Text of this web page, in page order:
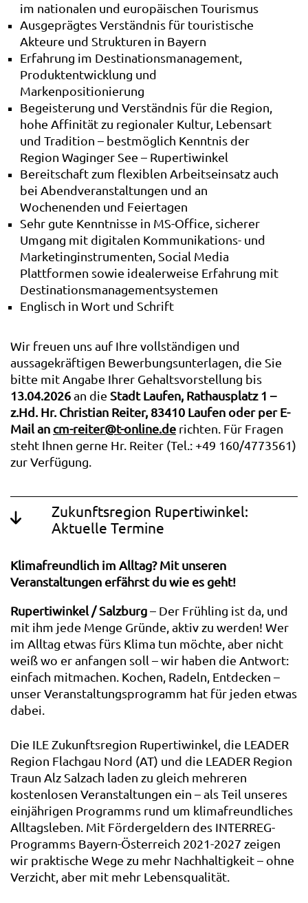
im nationalen und europäischen Tourismus
Ausgeprägtes Verständnis für touristische
Akteure und Strukturen in Bayern
Erfahrung im Destinationsmanagement,
Produktentwicklung und
Markenpositionierung
Begeisterung und Verständnis für die Region,
hohe Affinität zu regionaler Kultur, Lebensart
und Tradition – bestmöglich Kenntnis der
Region Waginger See – Rupertiwinkel
Bereitschaft zum flexiblen Arbeitseinsatz auch
bei Abendveranstaltungen und an
Wochenenden und Feiertagen
Sehr gute Kenntnisse in MS-Office, sicherer
Umgang mit digitalen Kommunikations- und
Marketinginstrumenten, Social Media
Plattformen sowie idealerweise Erfahrung mit
Destinationsmanagementsystemen
Englisch in Wort und Schrift
Wir freuen uns auf Ihre vollständigen und
aussagekräftigen Bewerbungsunterlagen, die Sie
bitte mit Angabe Ihrer Gehaltsvorstellung bis
13.04.2026 an die Stadt Laufen, Rathausplatz 1 –
z.Hd. Hr. Christian Reiter, 83410 Laufen oder per E-
Mail an cm-reiter@t-online.de richten. Für Fragen
steht Ihnen gerne Hr. Reiter (Tel.: +49 160/4773561)
zur Verfügung.
Zukunftsregion Rupertiwinkel:
Aktuelle Termine
Klimafreundlich im Alltag? Mit unseren
Veranstaltungen erfährst du wie es geht!
Rupertiwinkel / Salzburg – Der Frühling ist da, und
mit ihm jede Menge Gründe, aktiv zu werden! Wer
im Alltag etwas fürs Klima tun möchte, aber nicht
weiß wo er anfangen soll – wir haben die Antwort:
einfach mitmachen. Kochen, Radeln, Entdecken –
unser Veranstaltungsprogramm hat für jeden etwas
dabei.
Die ILE Zukunftsregion Rupertiwinkel, die LEADER
Region Flachgau Nord (AT) und die LEADER Region
Traun Alz Salzach laden zu gleich mehreren
kostenlosen Veranstaltungen ein – als Teil unseres
einjährigen Programms rund um klimafreundliches
Alltagsleben. Mit Fördergeldern des INTERREG-
Programms Bayern-Österreich 2021-2027 zeigen
wir praktische Wege zu mehr Nachhaltigkeit – ohne
Verzicht, aber mit mehr Lebensqualität.